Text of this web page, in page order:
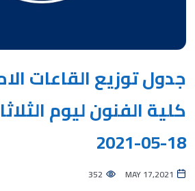
جدول توزيع القاعات
كلية الفنون ليوم
18-05-2021
MAY 17,2021
352